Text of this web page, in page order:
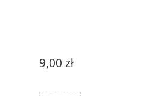
9,00 zł